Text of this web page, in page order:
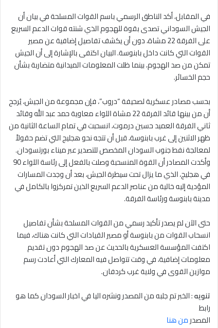
في المقابل، أكد الناطق الرسمي باسم القوات المسلحة في بيان أن
الجيش السوداني تصدى بقوة للهجوم الذي شنته قوات الدعم السريع
على الفرقة 22 مشاة، دون أن يكشف تفاصيل إضافية عن مصير
القوات التي كانت داخل بابنوسة. البيان اكتفى بالإشارة إلى أن الجيش
تمكن من صد الهجوم، بينما ظلت المعلومات الميدانية متضاربة بشأن
حجم الخسائر.
بحسب مصادر عسكرية لصحيفة “دروب”، فإن مجموعة من الجيش، يُرجح
أن من بينها قائد الفرقة 22 مشاة اللواء معاوية حمد عبد الله وقائد
ثاني الفرقة العميد حسين درموت، انسحبت في تمام الساعة الثانية من
ظهر الاثنين إلى غرب بابنوسة، قبل أن تتجه نحو هجليج التي تضم حقولاً
لمعالجة نفط جنوب السودان المخصص للتصدير عبر ميناء بورتسودان.
وأكدت المصادر أن القوة المنسحبة وصلت بالفعل إلى رئاسة اللواء 90
في هجليج، الذي ما يزال تحت سيطرة الجيش، بعد أن وجدت المسارات
المؤدية إليه خالية من عناصر الدعم السريع الذين تمركزوا بالكامل في
مدينة بابنوسة ورئاسة الفرقة.
حتى الآن لم يصدر تأكيد رسمي من القوات المسلحة بشأن تفاصيل
انسحاب القوات من بابنوسة أو مصير القيادات التي كانت هناك، فيما
اكتفت المؤسسة العسكرية بالحديث عن صد الهجوم دون تقديم
معلومات إضافية، في وقت تتواصل فيه المعارك التي أعادت رسم
موازين القوى في ولاية غرب كردفان.
تنويه: الخبر تم جلبه من المصدر ونشره اليا في اخبار السودان كما هو
رابط
المصدرمن هنا